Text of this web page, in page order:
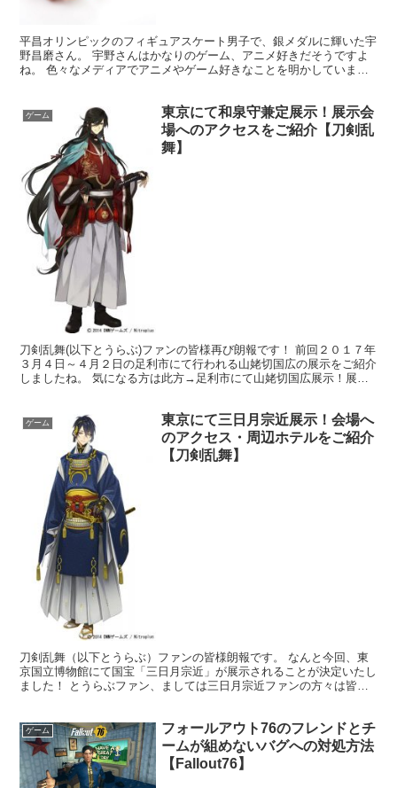
平昌オリンピックのフィギュアスケート男子で、銀メダルに輝いた宇
野昌磨さん。 宇野さんはかなりのゲーム、アニメ好きだそうですよ
ね。 色々なメディアでアニメやゲーム好きなことを明かしていま
ゲーム
東京にて和泉守兼定展示！展示会
場へのアクセスをご紹介【刀剣乱
舞】
刀剣乱舞(以下とうらぶ)ファンの皆様再び朗報です！ 前回２０１７年
３月４日～４月２日の足利市にて行われる山姥切国広の展示をご紹介
しましたね。 気になる方は此方→足利市にて山姥切国広展示！展示
ゲーム
東京にて三日月宗近展示！会場へ
のアクセス・周辺ホテルをご紹介
【刀剣乱舞】
刀剣乱舞（以下とうらぶ）ファンの皆様朗報です。 なんと今回、東
京国立博物館にて国宝「三日月宗近」が展示されることが決定いたし
ました！ とうらぶファン、ましては三日月宗近ファンの方々は皆、
ゲーム
フォールアウト76のフレンドとチ
ームが組めないバグへの対処方法
【Fallout76】